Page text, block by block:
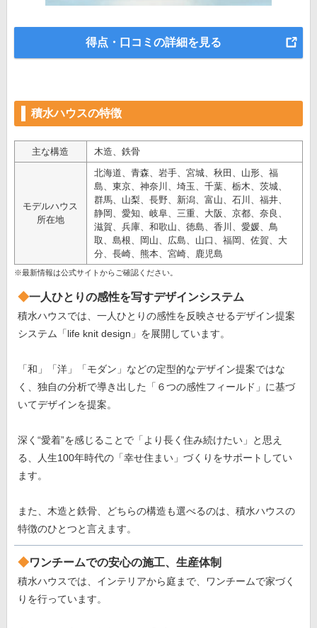
得点・口コミの詳細を見る
積水ハウスの特徴
主な構造 木造、鉄骨
モデルハウス
所在地
北海道、青森、岩手、宮城、秋田、山形、福
島、東京、神奈川、埼玉、千葉、栃木、茨城、
群馬、山梨、長野、新潟、富山、石川、福井、
静岡、愛知、岐阜、三重、大阪、京都、奈良、
滋賀、兵庫、和歌山、徳島、香川、愛媛、鳥
取、島根、岡山、広島、山口、福岡、佐賀、大
分、長崎、熊本、宮崎、鹿児島
※最新情報は公式サイトからご確認ください。
一人ひとりの感性を写すデザインシステム
積水ハウスでは、一人ひとりの感性を反映させるデザイン提案
システム「life knit design」を展開しています。
「和」「洋」「モダン」などの定型的なデザイン提案ではな
く、独自の分析で導き出した「６つの感性フィールド」に基づ
いてデザインを提案。
深く“愛着”を感じることで「より長く住み続けたい」と思え
る、人生100年時代の「幸せ住まい」づくりをサポートしてい
ます。
また、木造と鉄骨、どちらの構造も選べるのは、積水ハウスの
特徴のひとつと言えます。
ワンチームでの安心の施工、生産体制
積水ハウスでは、インテリアから庭まで、ワンチームで家づく
りを行っています。